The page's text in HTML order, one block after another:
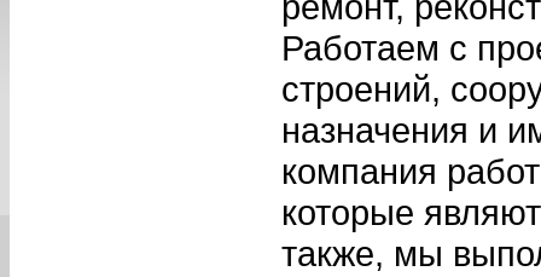
Работаем с
строений,
назначения и
компания
которые
также, мы